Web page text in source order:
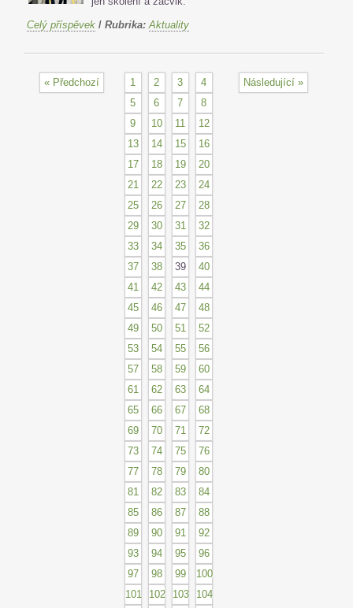
Celý příspěvek / Rubrika: Aktuality
« Předchozí 1 2 3
4
5
6 7
8
9
10 11
12
13
14 15
16
17
18 19
20
21
22 23
24
25
26 27
28
29
30 31
32
33
34 35
36
37
38 39
40
41
42 43
44
45
46 47
48
49
50 51
52
53
54 55
56
57
58 59
60
61
62 63
64
65
66 67
68
69
70 71
72
73
74 75
76
77
78 79
80
81
82 83
84
85
86 87
88
89
90 91
92
93
94 95
96
97
98 99
100
101
102 103
104
Následující »